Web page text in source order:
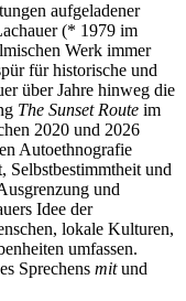
aufgeladener
(* 1979 im
Werk immer
für historische und
über Jahre hinweg die
The Sunset Route im
2020 und 2026
Autoethnografie
Selbstbestimmtheit und
und
Idee der
lokale Kulturen,
umfassen.
Sprechens mitund